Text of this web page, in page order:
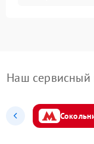
Наш сервисный